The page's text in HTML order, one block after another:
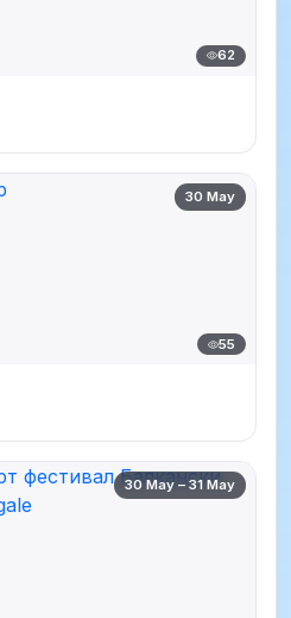
62
30 May
55
30 May – 31 May